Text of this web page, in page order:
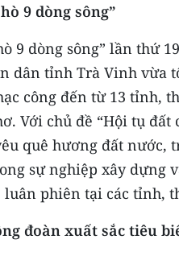
9 dòng sông”
9 dòng sông” lần thứ
dân tỉnh Trà Vinh vừa
công đến từ 13 tỉnh,
Với chủ đề “Hội tụ
quê hương đất nước,
sự nghiệp xây dựng
phiên tại các tỉnh,
đoàn xuất sắc tiêu